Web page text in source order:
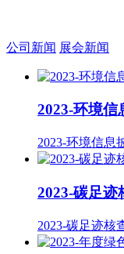
公司新闻 展会新闻
2023-环境信
2023-环境信息
2023-碳足迹
2023-碳足迹核